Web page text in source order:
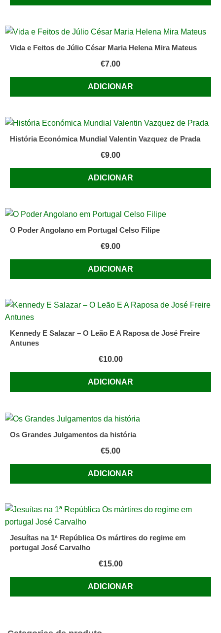
documental)
Edmundo
Vida e Feitos de Júlio César Maria Helena Mira Mateus
€7.00
ADICIONAR
História Económica Mundial Valentin Vazquez de Prada
€9.00
ADICIONAR
O Poder Angolano em Portugal Celso Filipe
€9.00
ADICIONAR
Kennedy E Salazar – O Leão E A Raposa de José Freire
Antunes
€10.00
ADICIONAR
Os Grandes Julgamentos da história
€5.00
ADICIONAR
Jesuítas na 1ª República Os mártires do regime em
portugal José Carvalho
€15.00
ADICIONAR